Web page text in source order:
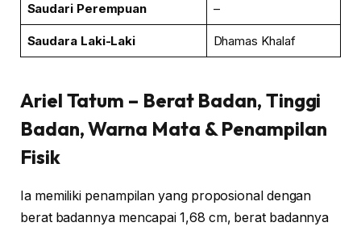
Saudari Perempuan –
Saudara Laki-Laki Dhamas Khalaf
Ariel Tatum – Berat Badan, Tinggi
Badan, Warna Mata & Penampilan
Fisik
Ia memiliki penampilan yang proposional dengan
berat badannya mencapai 1,68 cm, berat badannya